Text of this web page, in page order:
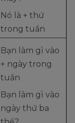
Nó là + thứ
trong tuần
Bạn làm gì vào
+ ngày trong
tuần
Bạn làm gì vào
ngày thứ ba